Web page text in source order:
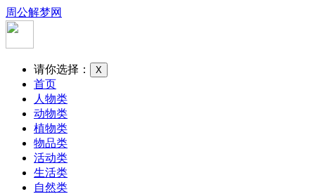
周公解梦网
请你选择： X
首页
人物类
动物类
植物类
物品类
活动类
生活类
自然类